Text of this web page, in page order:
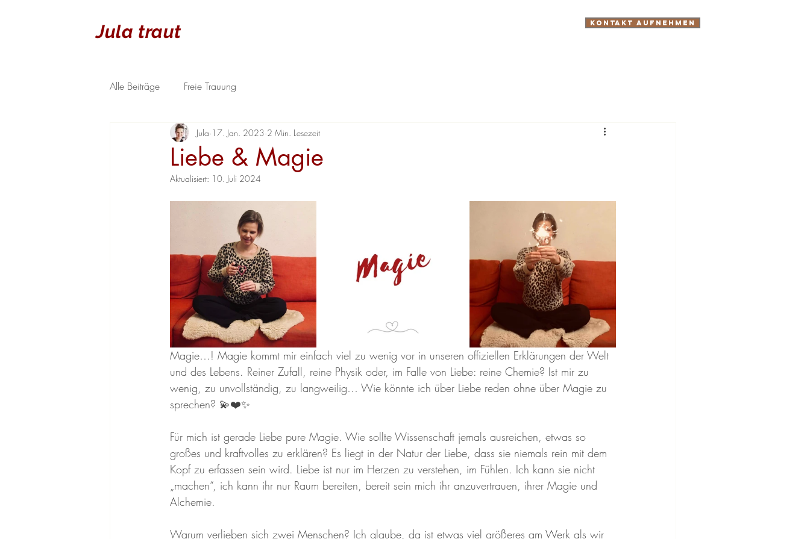
Jula traut Kontakt aufnehmen
Alle Beiträge Freie Trauung
Liebe & Magie
Jula 17. Jan. 2023 2 Min. Lesezeit
Aktualisiert: 10. Juli 2024
Magie…! Magie kommt mir einfach viel zu wenig vor in unseren offiziellen Erklärungen der Welt
und des Lebens. Reiner Zufall, reine Physik oder, im Falle von Liebe: reine Chemie? Ist mir zu
wenig, zu unvollständig, zu langweilig… Wie könnte ich über Liebe reden ohne über Magie zu
sprechen? 💫❤️✨
Für mich ist gerade Liebe pure Magie. Wie sollte Wissenschaft jemals ausreichen, etwas so
großes und kraftvolles zu erklären? Es liegt in der Natur der Liebe, dass sie niemals rein mit dem
Kopf zu erfassen sein wird. Liebe ist nur im Herzen zu verstehen, im Fühlen. Ich kann sie nicht
„machen“, ich kann ihr nur Raum bereiten, bereit sein mich ihr anzuvertrauen, ihrer Magie und
Alchemie.
Warum verlieben sich zwei Menschen? Ich glaube, da ist etwas viel größeres am Werk als wir